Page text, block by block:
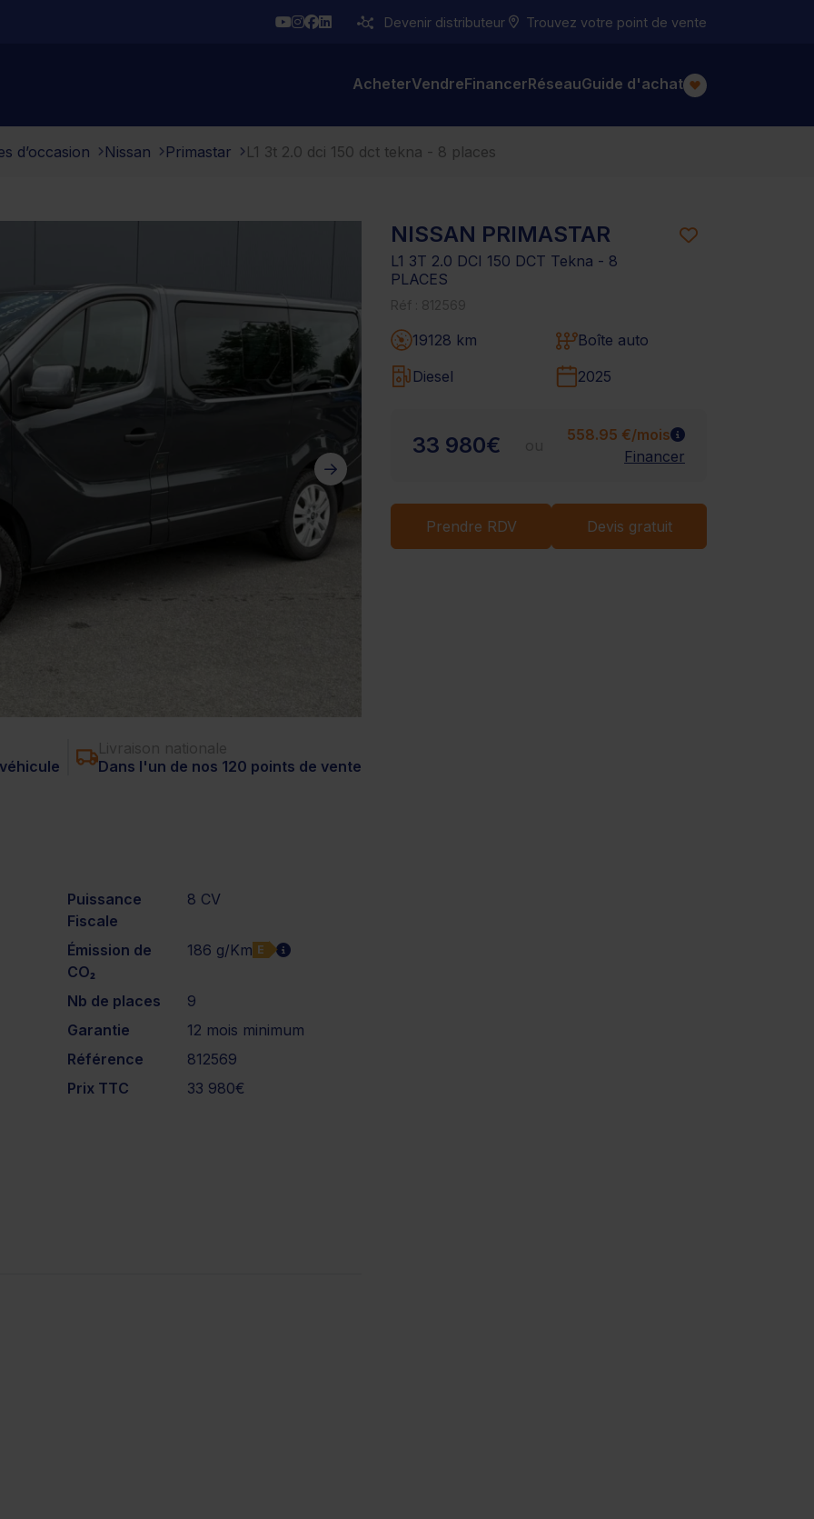
YouTube
Instagram
Facebook
LinkedinDevenir distributeur Trouvez votre point de vente
AcheterVendreFinancerRéseauGuide d'achat
d’occasion Nissan Primastar L1 3t 2.0 dci 150 dct tekna - 8 places
NISSAN PRIMASTAR
L1 3T 2.0 DCI 150 DCT Tekna - 8
PLACES
19128 km
Boîte auto
Diesel
2025
33 980€
558.95 €/mois
Financer
Prendre RDV Devis gratuit
Chargement...
Dans l'un de nos 120 points de vente
Puissance
Fiscale
8 CV
Émission de
CO₂
186 g/Km E
Nb de places
9
Garantie
12 mois minimum
Référence
812569
Prix TTC
33 980€